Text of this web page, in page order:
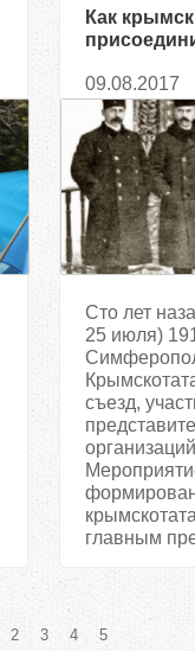
Как
09.08.2017
Сто лет
25 июля)
съезд,
главным
2 3 4 5